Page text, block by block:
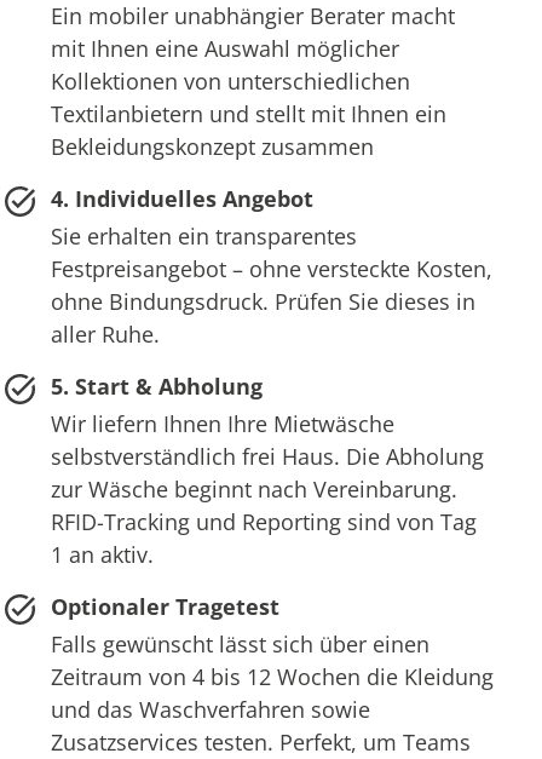
Ein mobiler unabhängier Berater macht
mit Ihnen eine Auswahl möglicher
Kollektionen von unterschiedlichen
Textilanbietern und stellt mit Ihnen ein
Bekleidungskonzept zusammen
4. Individuelles Angebot
Sie erhalten ein transparentes
Festpreisangebot – ohne versteckte Kosten,
ohne Bindungsdruck. Prüfen Sie dieses in
aller Ruhe.
5. Start & Abholung
Wir liefern Ihnen Ihre Mietwäsche
selbstverständlich frei Haus. Die Abholung
zur Wäsche beginnt nach Vereinbarung.
RFID-Tracking und Reporting sind von Tag
1 an aktiv.
Optionaler Tragetest
Falls gewünscht lässt sich über einen
Zeitraum von 4 bis 12 Wochen die Kleidung
und das Waschverfahren sowie
Zusatzservices testen. Perfekt, um Teams